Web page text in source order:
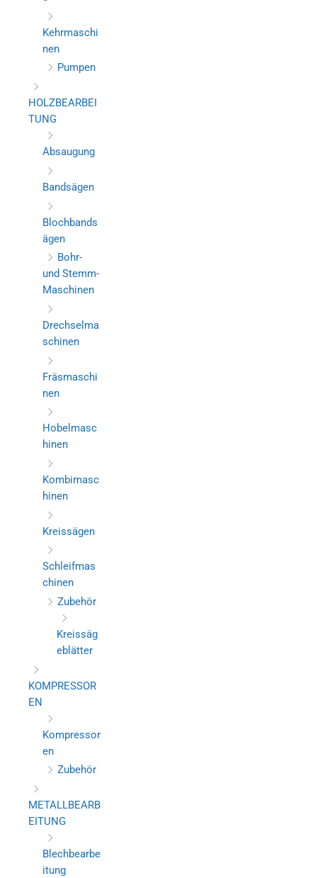
Kehrmaschi
nen
Pumpen
HOLZBEARBEI
TUNG
Absaugung
Bandsägen
Blochbands
ägen
Bohr-
und Stemm-
Maschinen
Drechselma
schinen
Fräsmaschi
nen
Hobelmasc
hinen
Kombimasc
hinen
Kreissägen
Schleifmas
chinen
Zubehör
Kreissäg
eblätter
KOMPRESSOR
EN
Kompressor
en
Zubehör
METALLBEARB
EITUNG
Blechbearbe
itung